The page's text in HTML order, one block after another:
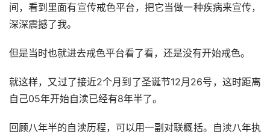
间，看到里面有宣传戒色平台，把它当做一种疾病来宣传，
深深震撼了我。
但是当时也就进去戒色平台看了看，还是没有开始戒色。
就这样，又过了接近2个月到了圣诞节12月26号，这时距离
自己05年开始自渎已经有8年半了。
回顾八年半的自渎历程，可以用一副对联概括。自渎八年执